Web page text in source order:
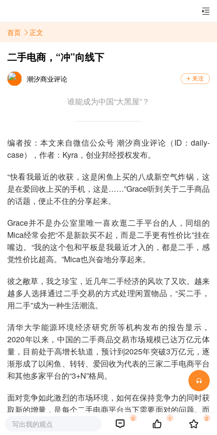
首页 正文
二手电商，“冲”向线下
潮汐商业评论
谁能成为中国“大黑屋”？
编者按：本文来自微信公众号 潮汐商业评论（ID：daily-
case），作者：Kyra，创业邦经授权发布。
“快看我最近的收获，这是闲鱼上买的八成新空气炸锅，这
是在爱回收上买的手机，这是……”Grace听到关于二手商品
的话题，便止不住的分享起来。
Grace并不是办公室里唯一喜欢逛二手平台的人，同组的
Mica经常会把“不是新款买不起，而是二手更有性价比”挂在
嘴边。“我的这个包和平板是我最近才入的，都是二手，感
觉性价比超高。”Mica也兴奋地分享起来。
彼之敝草，我之珍宝，近几年二手经济的风吹了又吹。越来
越多人选择通过二手交易的方式处理闲置物品，“买二手，
用二手”成为一种生活潮流。
清华大学能源环境经济研究所等机构发布的报告显示，
2020年以来，中国的二手商品交易市场规模已达万亿元体
量，目前处于高增长轨道，预计到2025年突破3万亿元，逐
渐形成了以闲鱼、转转、爱回收为代表的三家二手电商平台
和其他多家平台的“3+N”格局。
面对竞争如此激烈的市场环境，如何在保持竞争力的同时获
取新的增量，是每个二手电商平台当下需要面对的问题。而
从流量时代到品质时代的变革，也让那群“生于”线上的电商
写出我的观点
0 1 2